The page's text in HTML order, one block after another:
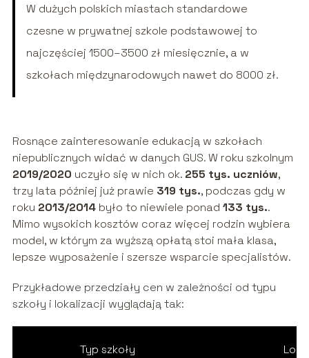
W dużych polskich miastach standardowe
czesne w prywatnej szkole podstawowej to
najczęściej 1500–3500 zł miesięcznie, a w
szkołach międzynarodowych nawet do 8000 zł.
Rosnące zainteresowanie edukacją w szkołach
niepublicznych widać w danych GUS. W roku szkolnym
2019/2020 uczyło się w nich ok. 255 tys. uczniów,
trzy lata później już prawie 319 tys., podczas gdy w
roku 2013/2014było to niewiele ponad 133 tys..
Mimo wysokich kosztów coraz więcej rodzin wybiera
model, w którym za wyższą opłatą stoi mała klasa,
lepsze wyposażenie i szersze wsparcie specjalistów.
Przykładowe przedziały cen w zależności od typu
szkoły i lokalizacji wyglądają tak:
Typ szkoły